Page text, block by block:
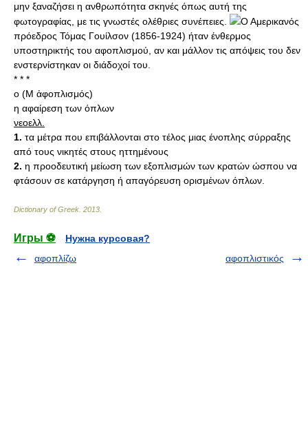
μην ξαναζήσει η ανθρωπότητα σκηνές όπως αυτή της
φωτογραφίας, με τις γνωστές ολέθριες συνέπειες.
Ο Αμερικανός
πρόεδρος Τόμας Γουίλσον (1856-1924) ήταν ένθερμος
υποστηρικτής του αφοπλισμού, αν και μάλλον τις απόψεις του δεν
ενστερνίστηκαν οι διάδοχοί του.
* * *
ο (Μ ἀφοπλισμός)
η αφαίρεση των όπλων
νεοελλ.
1. τα μέτρα που επιβάλλονται στο τέλος μιας ένοπλης σύρραξης
από τους νικητές στους ηττημένους
2. η προοδευτική μείωση των εξοπλισμών των κρατών ώσπου να
φτάσουν σε κατάργηση ή απαγόρευση ορισμένων όπλων.
Dictionary of Greek 2013
Игры ⚽
Нужна курсовая?
αφοπλίζω
αφοπλιστικός